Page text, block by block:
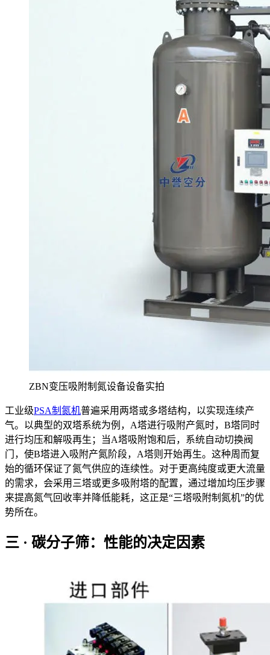
ZBN变压吸附制氮设备设备实拍
工业级PSA制氮机普遍采用两塔或多塔结构，以实现连续产
气。以典型的双塔系统为例，A塔进行吸附产氮时，B塔同时
进行均压和解吸再生；当A塔吸附饱和后，系统自动切换阀
门，使B塔进入吸附产氮阶段，A塔则开始再生。这种周而复
始的循环保证了氮气供应的连续性。对于更高纯度或更大流量
的需求，会采用三塔或更多吸附塔的配置，通过增加均压步骤
来提高氮气回收率并降低能耗，这正是“三塔吸附制氮机”的优
势所在。
三 · 碳分子筛：性能的决定因素